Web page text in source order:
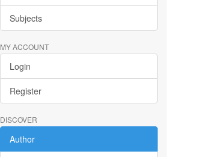
Subjects
MY ACCOUNT
Login
Register
DISCOVER
Author